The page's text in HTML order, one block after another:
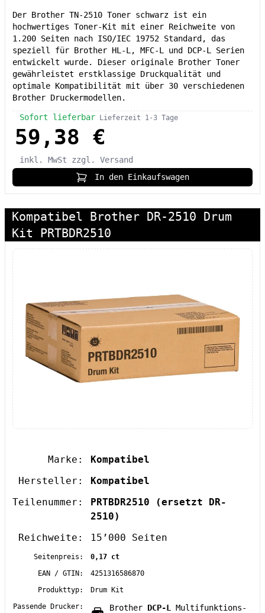
Der Brother TN-2510 Toner schwarz ist ein
hochwertiges Toner-Kit mit einer Reichweite von
1.200 Seiten nach ISO/IEC 19752 Standard, das
speziell für Brother HL-L, MFC-L und DCP-L Serien
entwickelt wurde. Dieser originale Brother Toner
gewährleistet erstklassige Druckqualität und
optimale Kompatibilität mit über 30 verschiedenen
Brother Druckermodellen.
Sofort lieferbar Lieferzeit 1-3 Tage
59,38 €
inkl. MwSt
zzgl. Versand
In den Einkaufswagen
Kompatibel Brother DR-2510 Drum
Kit PRTBDR2510
Marke:
Kompatibel
Hersteller:
Kompatibel
Teilenummer:
PRTBDR2510
(ersetzt DR-
2510)
Reichweite:
15’000 Seiten
Seitenpreis:
0,17 ct
EAN / GTIN:
4251316586870
Produkttyp:
Drum Kit
Passende Drucker:
Brother DCP-L
Multifunktions-